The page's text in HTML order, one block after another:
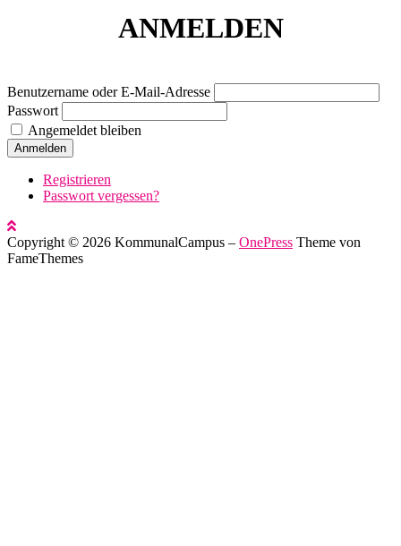
ANMELDEN
Benutzername oder E-Mail-Adresse
Passwort
Angemeldet bleiben
Anmelden
Registrieren
Passwort vergessen?
Copyright © 2026 KommunalCampus – OnePress Theme von
FameThemes